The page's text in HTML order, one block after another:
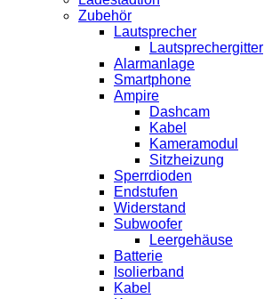
Zubehör
Lautsprecher
Lautsprechergitter
Alarmanlage
Smartphone
Ampire
Dashcam
Kabel
Kameramodul
Sitzheizung
Sperrdioden
Endstufen
Widerstand
Subwoofer
Leergehäuse
Batterie
Isolierband
Kabel